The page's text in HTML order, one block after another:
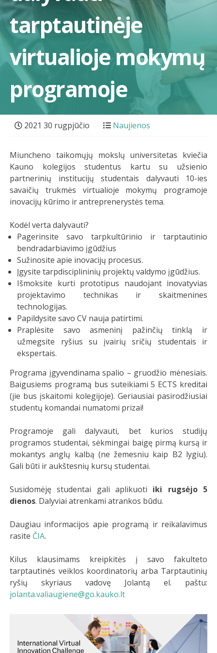
tarptautinėje
virtualioje mokymų
programoje
2021 30 rugpjūčio Naujienos
Miuncheno taikomųjų mokslų universitetas kviečia
Kauno kolegijos studentus kartu su užsienio
partnerinių institucijų studentais dalyvauti 10-ies
savaičių trukmės virtualioje mokymų programoje
inovacijų kūrimo ir antreprenerystės tema.
Kodėl verta dalyvauti?
Pagerinsite savo tarpkultūrinio ir tarptautinio
bendradarbiavimo įgūdžius
Sužinosite apie inovacijų procesus.
Įgysite tarpdisciplininių projektų valdymo įgūdžius.
Išmoksite kurti prototipus naudojant inovatyvias
projektavimo technikas ir skaitmenines
technologijas.
Papildysite savo CV nauja patirtimi.
Praplėsite savo asmeninį pažinčių tinklą ir
užmegsite ryšius su įvairių sričių studentais ir
ekspertais.
Programa įgyvendinama spalio – gruodžio mėnesiais.
Baigusiems programą bus suteikiami 5 ECTS kreditai
(jie bus įskaitomi kolegijoje). Geriausiai pasirodžiusiai
studentų komandai numatomi prizai!
Programoje gali dalyvauti, bet kurios studijų
programos studentai, sėkmingai baigę pirmą kursą ir
mokantys anglų kalbą (ne žemesniu kaip B2 lygiu).
Gali būti ir aukštesnių kursų studentai.
Susidomėję studentai gali aplikuoti iki rugsėjo 5
dienos. Dalyviai atrenkami atrankos būdu.
Daugiau informacijos apie programą ir reikalavimus
rasite ČIA.
Kilus klausimams kreipkitės į savo fakulteto
tarptautinės veiklos koordinatorių arba Tarptautinių
ryšių skyriaus vadovę Jolantą el. paštu:
jolanta.valiaugiene@go.kauko.lt